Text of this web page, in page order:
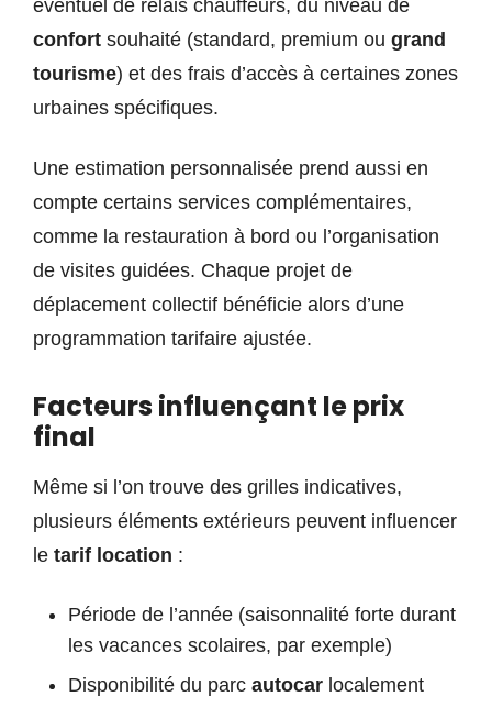
éventuel de relais chauffeurs, du niveau de
confort souhaité (standard, premium ou grand
tourisme) et des frais d’accès à certaines zones
urbaines spécifiques.
Une estimation personnalisée prend aussi en
compte certains services complémentaires,
comme la restauration à bord ou l’organisation
de visites guidées. Chaque projet de
déplacement collectif bénéficie alors d’une
programmation tarifaire ajustée.
Facteurs influençant le prix
final
Même si l’on trouve des grilles indicatives,
plusieurs éléments extérieurs peuvent influencer
le tarif location :
Période de l’année (saisonnalité forte durant
les vacances scolaires, par exemple)
Disponibilité du parc autocar localement